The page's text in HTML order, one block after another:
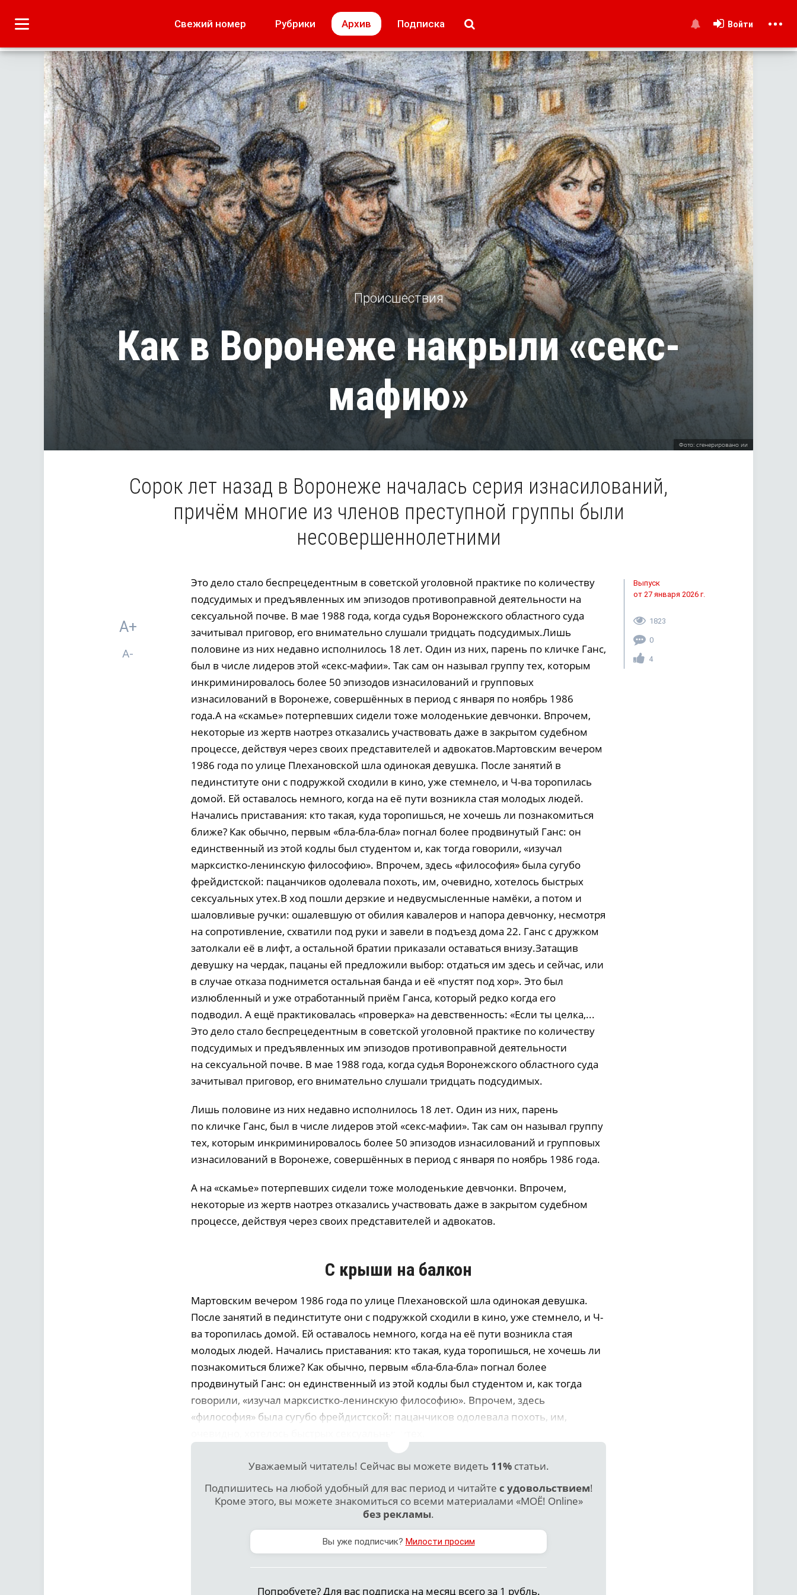
Свежий номер Рубрики Архив Подписка Войти
Лето наших читателей
МОЁ! Плюс Липецк
Образование + карьера
Свадьба недели
Происшествия
Как в Воронеже накрыли «секс-
мафию»
Фото: сгенерировано ии
Cорок лет назад в Воронеже началась серия изнасилований,
причём многие из членов преступной группы были
несовершеннолетними
A+
A-
Это дело стало беспрецедентным в советской уголовной практике по количеству
подсудимых и предъявленных им эпизодов противоправной деятельности на
сексуальной почве. В мае 1988 года, когда судья Воронежского областного суда
зачитывал приговор, его внимательно слушали тридцать подсудимых.Лишь
половине из них недавно исполнилось 18 лет. Один из них, парень по кличке Ганс,
был в числе лидеров этой «секс-мафии». Так сам он называл группу тех, которым
инкриминировалось более 50 эпизодов изнасилований и групповых
изнасилований в Воронеже, совершённых в период с января по ноябрь 1986
года.А на «скамье» потерпевших сидели тоже молоденькие девчонки. Впрочем,
некоторые из жертв наотрез отказались участвовать даже в закрытом судебном
процессе, действуя через своих представителей и адвокатов.Мартовским вечером
1986 года по улице Плехановской шла одинокая девушка. После занятий в
пединституте они с подружкой сходили в кино, уже стемнело, и Ч-ва торопилась
домой. Ей оставалось немного, когда на её пути возникла стая молодых людей.
Начались приставания: кто такая, куда торопишься, не хочешь ли познакомиться
ближе? Как обычно, первым «бла-бла-бла» погнал более продвинутый Ганс: он
единственный из этой кодлы был студентом и, как тогда говорили, «изучал
марксистко-ленинскую философию». Впрочем, здесь «философия» была сугубо
фрейдистской: пацанчиков одолевала похоть, им, очевидно, хотелось быстрых
сексуальных утех.В ход пошли дерзкие и недвусмысленные намёки, а потом и
шаловливые ручки: ошалевшую от обилия кавалеров и напора девчонку, несмотря
на сопротивление, схватили под руки и завели в подъезд дома 22. Ганс с дружком
затолкали её в лифт, а остальной братии приказали оставаться внизу.Затащив
девушку на чердак, пацаны ей предложили выбор: отдаться им здесь и сейчас, или
в случае отказа поднимется остальная банда и её «пустят под хор». Это был
излюбленный и уже отработанный приём Ганса, который редко когда его
подводил. А ещё практиковалась «проверка» на девственность: «Если ты целка,...
Это дело стало беспрецедентным в советской уголовной практике по количеству
подсудимых и предъявленных им эпизодов противоправной деятельности
на сексуальной почве. В мае 1988 года, когда судья Воронежского областного суда
зачитывал приговор, его внимательно слушали тридцать подсудимых.
Лишь половине из них недавно исполнилось 18 лет. Один из них, парень
по кличке Ганс, был в числе лидеров этой «секс-мафии». Так сам он называл группу
тех, которым инкриминировалось более 50 эпизодов изнасилований и групповых
изнасилований в Воронеже, совершённых в период с января по ноябрь 1986 года.
А на «скамье» потерпевших сидели тоже молоденькие девчонки. Впрочем,
некоторые из жертв наотрез отказались участвовать даже в закрытом судебном
процессе, действуя через своих представителей и адвокатов.
С крыши на балкон
Мартовским вечером 1986 года по улице Плехановской шла одинокая девушка.
После занятий в пединституте они с подружкой сходили в кино, уже стемнело, и Ч-
ва торопилась домой. Ей оставалось немного, когда на её пути возникла стая
молодых людей. Начались приставания: кто такая, куда торопишься, не хочешь ли
познакомиться ближе? Как обычно, первым «бла-бла-бла» погнал более
продвинутый Ганс: он единственный из этой кодлы был студентом и, как тогда
говорили, «изучал марксистко-ленинскую философию». Впрочем, здесь
«философия» была сугубо фрейдистской: пацанчиков одолевала похоть, им,
Уважаемый читатель! Сейчас вы можете видеть 11%статьи.
Подпишитесь на любой удобный для вас период и читайте с удовольствием!
Кроме этого, вы можете знакомиться со всеми материалами «МОЁ! Online»
без рекламы.
Вы уже подписчик? Милости просим
Попробуете? Для вас подписка на месяц всего за 1 рубль.
Выпуск
от 27 января 2026 г.
1823
0
4